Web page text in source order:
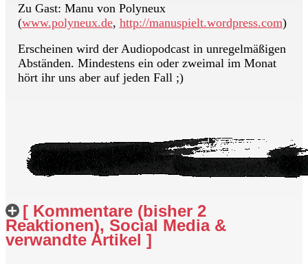
Zu Gast: Manu von Polyneux
(www.polyneux.de, http://manuspielt.wordpress.com)
Erscheinen wird der Audiopodcast in unregelmäßigen
Abständen. Mindestens ein oder zweimal im Monat
hört ihr uns aber auf jeden Fall ;)
[ Kommentare (bisher 2
Reaktionen), Social Media &
verwandte Artikel ]